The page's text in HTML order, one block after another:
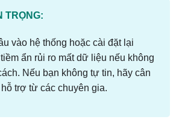
TRỌNG:
vào hệ thống hoặc cài đặt lại
ẩn rủi ro mất dữ liệu nếu không
Nếu bạn không tự tin, hãy cân
trợ từ các chuyên gia.